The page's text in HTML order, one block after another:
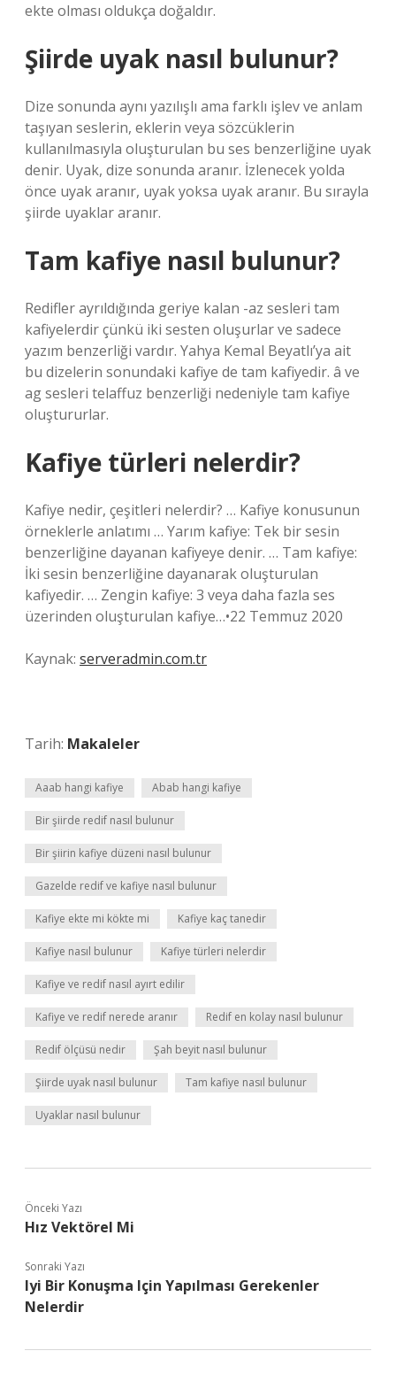
ekte olması oldukça doğaldır.
Şiirde uyak nasıl bulunur?
Dize sonunda aynı yazılışlı ama farklı işlev ve anlam
taşıyan seslerin, eklerin veya sözcüklerin
kullanılmasıyla oluşturulan bu ses benzerliğine uyak
denir. Uyak, dize sonunda aranır. İzlenecek yolda
önce uyak aranır, uyak yoksa uyak aranır. Bu sırayla
şiirde uyaklar aranır.
Tam kafiye nasıl bulunur?
Redifler ayrıldığında geriye kalan -az sesleri tam
kafiyelerdir çünkü iki sesten oluşurlar ve sadece
yazım benzerliği vardır. Yahya Kemal Beyatlı’ya ait
bu dizelerin sonundaki kafiye de tam kafiyedir. â ve
ag sesleri telaffuz benzerliği nedeniyle tam kafiye
oluştururlar.
Kafiye türleri nelerdir?
Kafiye nedir, çeşitleri nelerdir? … Kafiye konusunun
örneklerle anlatımı … Yarım kafiye: Tek bir sesin
benzerliğine dayanan kafiyeye denir. … Tam kafiye:
İki sesin benzerliğine dayanarak oluşturulan
kafiyedir. … Zengin kafiye: 3 veya daha fazla ses
üzerinden oluşturulan kafiye…•22 Temmuz 2020
Kaynak: serveradmin.com.tr
Tarih: Makaleler
Aaab hangi kafiye Abab hangi kafiye
Bir şiirde redif nasıl bulunur
Bir şiirin kafiye düzeni nasıl bulunur
Gazelde redif ve kafiye nasıl bulunur
Kafiye ekte mi kökte mi Kafiye kaç tanedir
Kafiye nasıl bulunur Kafiye türleri nelerdir
Kafiye ve redif nasıl ayırt edilir
Kafiye ve redif nerede aranır Redif en kolay nasıl bulunur
Redif ölçüsü nedir Şah beyit nasıl bulunur
Şiirde uyak nasıl bulunur Tam kafiye nasıl bulunur
Uyaklar nasıl bulunur
Önceki Yazı
Hız Vektörel Mi
Sonraki Yazı
Iyi Bir Konuşma Için Yapılması Gerekenler
Nelerdir